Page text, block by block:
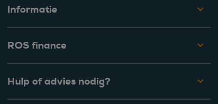
Informatie
ROS finance
Hulp of advies nodig?